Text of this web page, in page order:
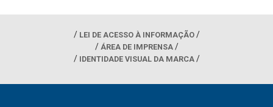
LEI DE ACESSO À INFORMAÇÃO
ÁREA DE IMPRENSA
IDENTIDADE VISUAL DA MARCA